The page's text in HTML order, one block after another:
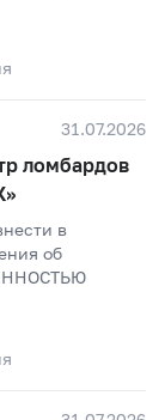
31.07.2026
ломбардов
в
об